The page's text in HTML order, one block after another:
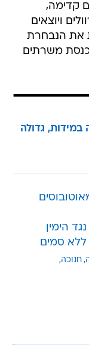
קדימה,
ויוצאים
את הנבחרת
משרתים
גדולה
הימין
חנוכה